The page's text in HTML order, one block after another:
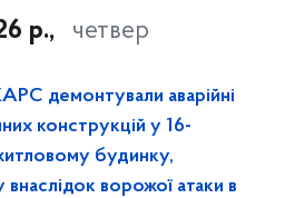
р., четвер
демонтували аварійні
конструкцій у 16-
будинку,
ворожої атаки в